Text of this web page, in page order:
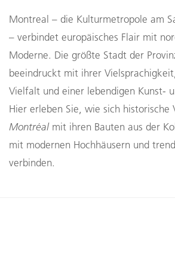
Montreal – die Kulturmetropole am
– verbindet europäisches Flair mit
Moderne. Die größte Stadt der
beeindruckt mit ihrer
Vielfalt und einer lebendigen Kunst-
Hier erleben Sie, wie sich historische
Montréalmit ihren Bauten aus der
mit modernen Hochhäusern und
verbinden.